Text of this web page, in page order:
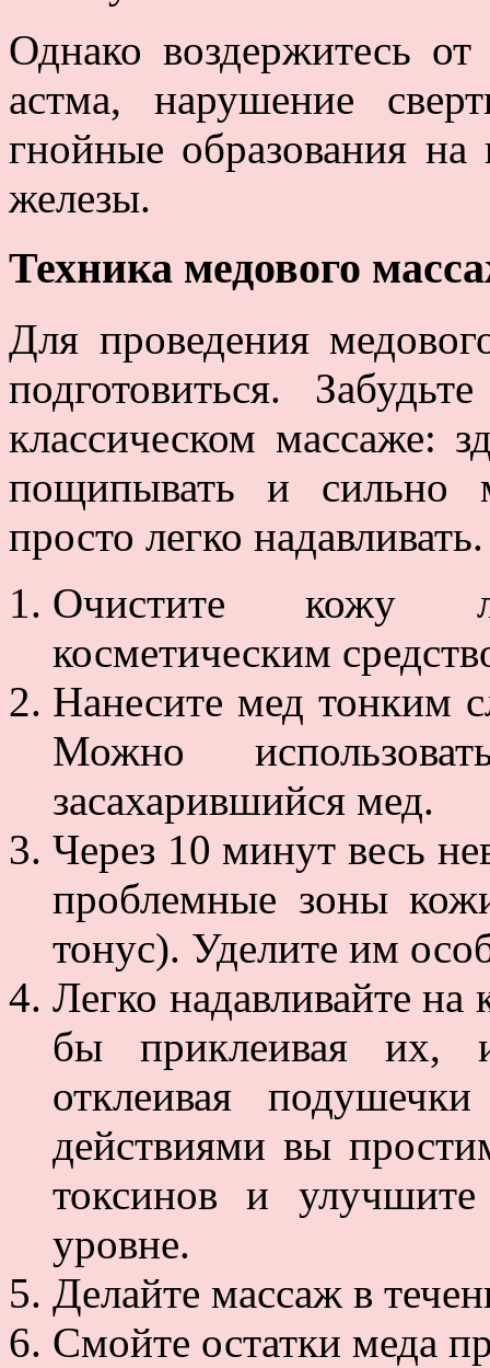
Однако воздержитесь
астма, нарушение
гнойные образования
железы.
Техника медового
Для проведения
подготовиться.
классическом массаже:
пощипывать и сильно
просто легко надавливать.
Очистите кожу
косметическим
Нанесите мед тонким
Можно
засахарившийся мед.
Через 10 минут весь
проблемные зоны
тонус). Уделите им
Легко надавливайте
бы приклеивая их,
отклеивая
действиями вы
токсинов и
уровне.
Делайте массаж в
Смойте остатки меда